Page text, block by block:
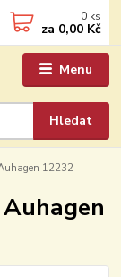
Menu
Hledat
0 ks
za 0,00 Kč
12232